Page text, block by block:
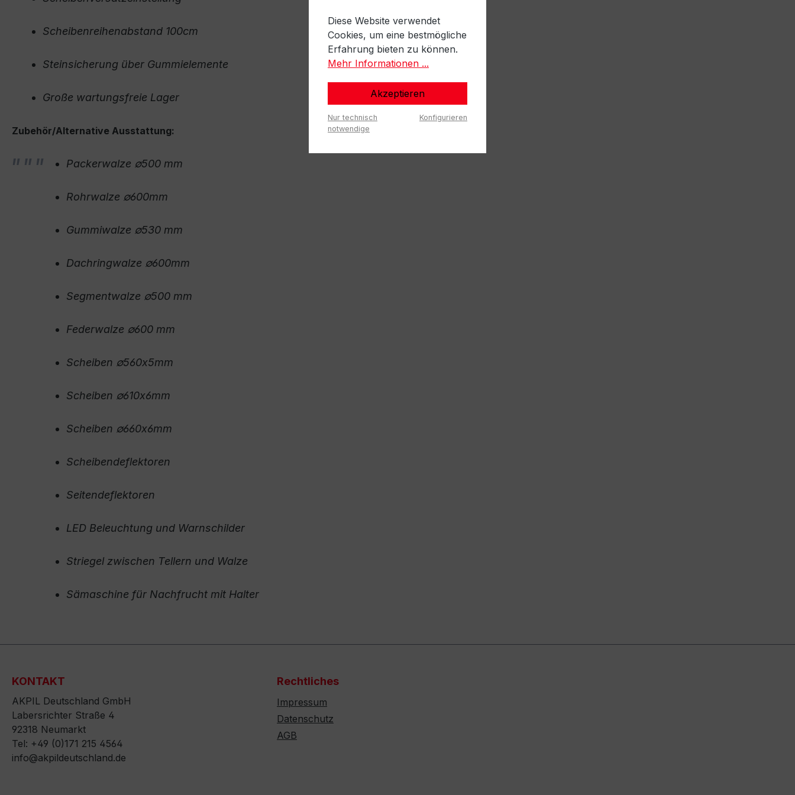
Scheibenreihenabstand 100cm
Steinsicherung über Gummielemente
Große wartungsfreie Lager
Zubehör/Alternative Ausstattung:
Packerwalze ∅500 mm
Rohrwalze ∅600mm
Gummiwalze ∅530 mm
Dachringwalze ∅600mm
Segmentwalze ∅500 mm
Federwalze ∅600 mm
Scheiben ∅560x5mm
Scheiben ∅610x6mm
Scheiben ∅660x6mm
Scheibendeflektoren
Seitendeflektoren
LED Beleuchtung und Warnschilder
Striegel zwischen Tellern und Walze
Sämaschine für Nachfrucht mit Halter
KONTAKT
AKPIL Deutschland GmbH
Labersrichter Straße 4
92318 Neumarkt
Tel: +49 (0)171 215 4564
info@akpildeutschland.de
Rechtliches
Impressum
Datenschutz
AGB
Diese Website verwendet
Cookies, um eine bestmögliche
Erfahrung bieten zu können.
Mehr Informationen ...
Akzeptieren
Nur technisch
notwendige
Konfigurieren